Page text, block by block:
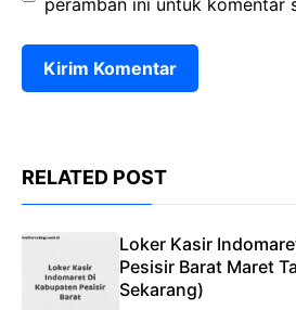
peramban ini untuk komentar
RELATED POST
Loker Kasir
Pesisir Barat Maret
Sekarang)